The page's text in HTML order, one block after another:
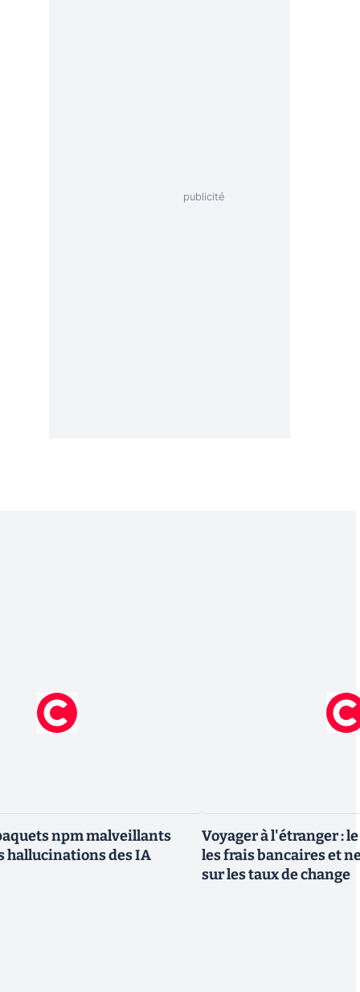
npm malveillants
hallucinations des IA
Voyager à l'étranger :
les frais bancaires et
sur les taux de change